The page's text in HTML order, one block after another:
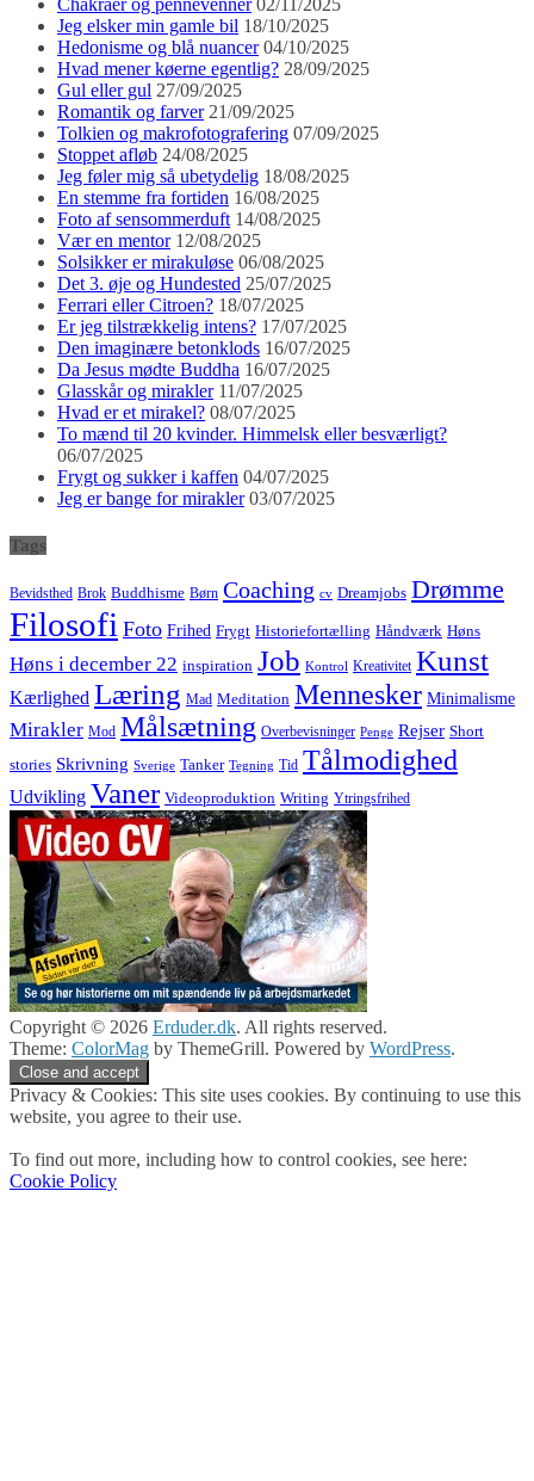
Chakraer og pennevenner 02/11/2025
Jeg elsker min gamle bil 18/10/2025
Hedonisme og blå nuancer 04/10/2025
Hvad mener køerne egentlig? 28/09/2025
Gul eller gul 27/09/2025
Romantik og farver 21/09/2025
Tolkien og makrofotografering 07/09/2025
Stoppet afløb 24/08/2025
Jeg føler mig så ubetydelig 18/08/2025
En stemme fra fortiden 16/08/2025
Foto af sensommerduft 14/08/2025
Vær en mentor 12/08/2025
Solsikker er mirakuløse 06/08/2025
Det 3. øje og Hundested 25/07/2025
Ferrari eller Citroen? 18/07/2025
Er jeg tilstrækkelig intens? 17/07/2025
Den imaginære betonklods 16/07/2025
Da Jesus mødte Buddha 16/07/2025
Glasskår og mirakler 11/07/2025
Hvad er et mirakel? 08/07/2025
To mænd til 20 kvinder. Himmelsk eller besværligt?
06/07/2025
Frygt og sukker i kaffen 04/07/2025
Jeg er bange for mirakler 03/07/2025
Tags
Bevidsthed Brok Buddhisme Børn Coaching cv Dreamjobs Drømme
Filosofi Foto Frihed Frygt Historiefortælling Håndværk Høns
Høns i december 22 inspiration Job Kontrol Kreativitet Kunst
Kærlighed Læring Mad Meditation Mennesker Minimalisme
Mirakler Mod Målsætning Overbevisninger Penge Rejser Short
stories Skrivning Sverige Tanker Tegning Tid Tålmodighed
Udvikling Vaner Videoproduktion Writing Ytringsfrihed
Copyright © 2026 Erduder.dk. All rights reserved.
Theme: ColorMag by ThemeGrill. Powered by WordPress.
Privacy & Cookies: This site uses cookies. By continuing to use this
website, you agree to their use.
To find out more, including how to control cookies, see here:
Cookie Policy